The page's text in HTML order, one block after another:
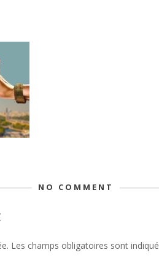
NO COMMENT
Les champs obligatoires sont